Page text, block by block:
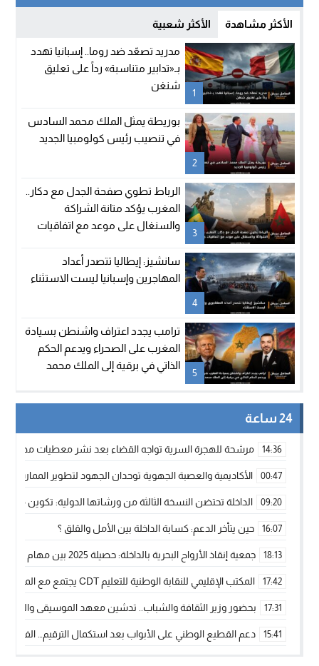
الأكثر مشاهدة الأكثر شعبية
1
مدريد تصعّد ضد روما.. إسبانيا تهدد
بـ«تدابير متناسبة» رداً على تعليق
شنغن
2
بوريطة يمثل الملك محمد السادس
في تنصيب رئيس كولومبيا الجديد
3
الرباط تطوي صفحة الجدل مع دكار..
المغرب يؤكد متانة الشراكة
والسنغال على موعد مع اتفاقيات
4
سانشيز: إيطاليا تتصدر أعداد
المهاجرين وإسبانيا ليست الاستثناء
5
ترامب يجدد اعتراف واشنطن بسيادة
المغرب على الصحراء ويدعم الحكم
الذاتي في برقية إلى الملك محمد
24 ساعة
14:36 مرشحة للهجرة السرية تواجه القضاء بعد نشر معطيات مضللة
00:47 الأكاديمية والعصبة الجهوية توحدان الجهود لتطوير الممارسة
09:20 الداخلة تحتضن النسخة الثالثة من ورشاتها الدولية: تكوين
16:07 حين يتأخر الدعم: كسابة الداخلة بين الأمل والقلق ؟
18:13 جمعية إنقاذ الأرواح البحرية بالداخلة: حصيلة 2025 بين مهام الإنقاذ ومشروع “دار البحار”
17:42 المكتب الإقليمي للنقابة الوطنية للتعليم CDT يجتمع مع المدير الإقليمي لمناقشة ملفات جوهرية لنساء ورجال التعليم
17:31 بحضور وزير الثقافة والشباب.. تدشين معهد الموسيقى والفنون
15:41 دعم القطيع الوطني على الأبواب بعد استكمال الترقيم…